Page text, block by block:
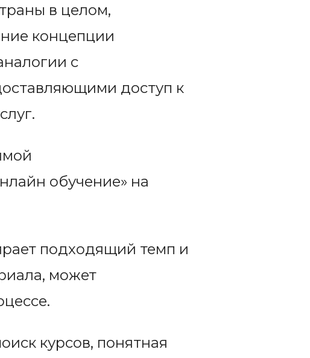
в целом,
концепции
с
доступ к
обучение» на
подходящий темп и
может
курсов, понятная